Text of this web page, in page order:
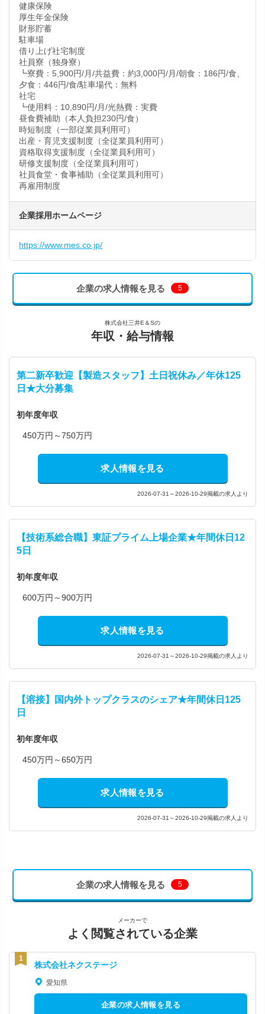
健康保険
厚生年金保険
財形貯蓄
駐車場
借り上げ社宅制度
社員寮（独身寮）
┗寮費：5,900円/月/共益費：約3,000円/月/朝食：186円/食、
夕食：446円/食/駐車場代：無料
社宅
┗使用料：10,890円/月/光熱費：実費
昼食費補助（本人負担230円/食）
時短制度（一部従業員利用可）
出産・育児支援制度（全従業員利用可）
資格取得支援制度（全従業員利用可）
研修支援制度（全従業員利用可）
社員食堂・食事補助（全従業員利用可）
再雇用制度
企業採用ホームページ
https://www.mes.co.jp/
企業の求人情報を見る 5
株式会社三井E＆Sの
年収・給与情報
第二新卒歓迎【製造スタッフ】土日祝休み／年休125
日★大分募集
初年度年収
450万円～750万円
求人情報を見る
2026-07-31～2026-10-29掲載の求人より
【技術系総合職】東証プライム上場企業★年間休日12
5日
初年度年収
600万円～900万円
求人情報を見る
2026-07-31～2026-10-29掲載の求人より
【溶接】国内外トップクラスのシェア★年間休日125
日
初年度年収
450万円～650万円
求人情報を見る
2026-07-31～2026-10-29掲載の求人より
企業の求人情報を見る 5
メーカーで
よく閲覧されている企業
株式会社ネクステージ
愛知県
企業の求人情報を見る